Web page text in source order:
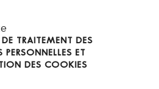
TRAITEMENT DES
PERSONNELLES ET
DES COOKIES